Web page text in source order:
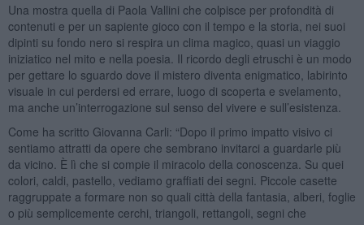
Una mostra quella di Paola Vallini che colpisce per profondità di
contenuti e per un sapiente gioco con il tempo e la storia, nei suoi
dipinti su fondo nero si respira un clima magico, quasi un viaggio
iniziatico nel mito e nella poesia. Il ricordo degli etruschi è un modo
per gettare lo sguardo dove il mistero diventa enigmatico, labirinto
visuale in cui perdersi ed errare, luogo di scoperta e svelamento,
ma anche un’interrogazione sul senso del vivere e sull’esistenza.
Come ha scritto Giovanna Carli: “Dopo il primo impatto visivo ci
sentiamo attratti da opere che sembrano invitarci a guardarle più
da vicino. È lì che si compie il miracolo della conoscenza. Su quei
colori, caldi, pastello, vediamo graffiati dei segni. Piccole casette
raggruppate a formare non so quali città della fantasia, alberi, foglie
o più semplicemente cerchi, triangoli, rettangoli, segni che